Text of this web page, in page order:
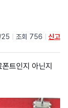
조회 756 신고
트인지 아닌지